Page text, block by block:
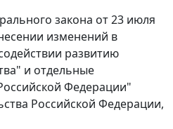
закона от 23 июля
изменений в
развитию
и отдельные
Федерации"
Российской Федерации,